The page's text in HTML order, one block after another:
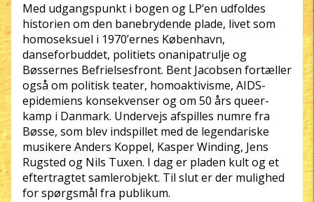
Med udgangspunkt i bogen og LP’en udfoldes
historien om den banebrydende plade, livet som
homoseksuel i 1970’ernes København,
danseforbuddet, politiets onanipatrulje og
Bøssernes Befrielsesfront. Bent Jacobsen fortæller
også om politisk teater, homoaktivisme, AIDS-
epidemiens konsekvenser og om 50 års queer-
kamp i Danmark. Undervejs afspilles numre fra
Bøsse, som blev indspillet med de legendariske
musikere Anders Koppel, Kasper Winding, Jens
Rugsted og Nils Tuxen. I dag er pladen kult og et
eftertragtet samlerobjekt. Til slut er der mulighed
for spørgsmål fra publikum.